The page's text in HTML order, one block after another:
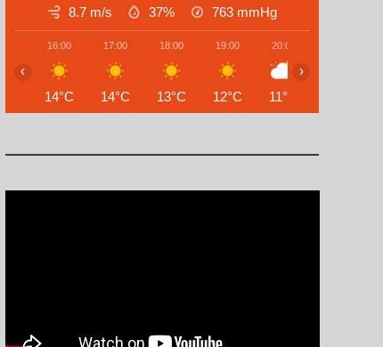
8.7 m/s 37% 763 mmHg
16:00
14°C
17:00
14°C
18:00
13°C
19:00
12°C
20:00
11°C
‹ ›